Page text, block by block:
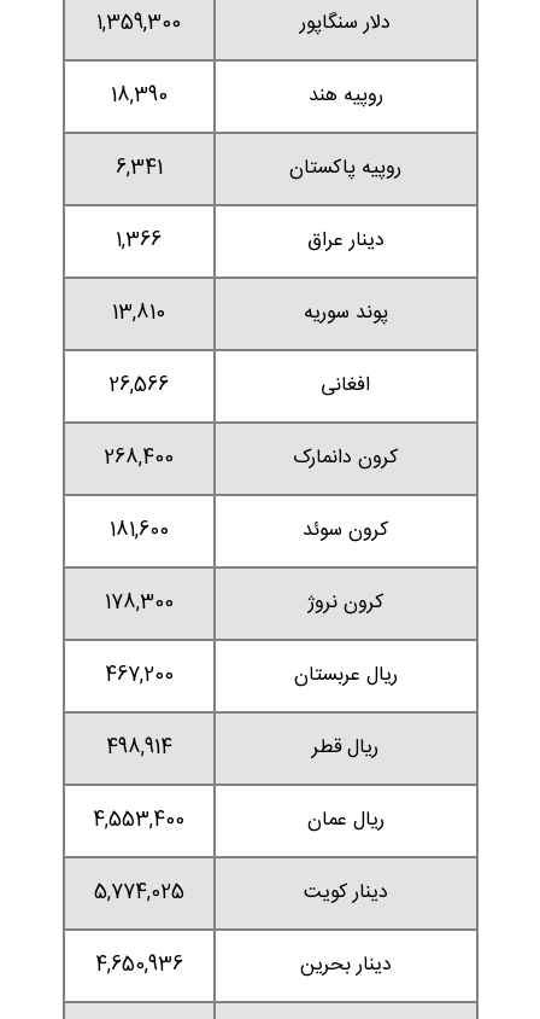
دلار سنگاپور 1,359,300
روپیه هند 18,390
روپیه پاکستان 6,341
دینار عراق 1,366
پوند سوریه 13,810
افغانی 26,566
کرون دانمارک 268,400
کرون سوئد 181,600
کرون نروژ 178,300
ریال عربستان 467,200
ریال قطر 498,914
ریال عمان 4,553,400
دینار کویت 5,774,025
دینار بحرین 4,650,936